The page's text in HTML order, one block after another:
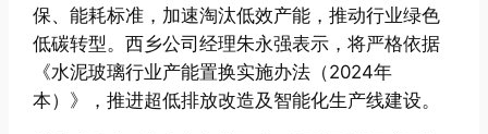
保、能耗标准，加速淘汰低效产能，推动行业绿色
低碳转型。西乡公司经理朱永强表示，将严格依据
《水泥玻璃行业产能置换实施办法（2024年
本）》，推进超低排放改造及智能化生产线建设。